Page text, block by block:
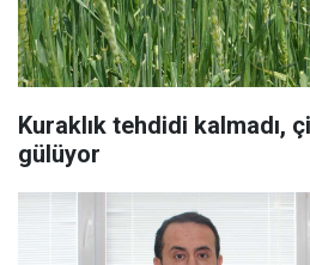
Kuraklık tehdidi kalmadı,
gülüyor